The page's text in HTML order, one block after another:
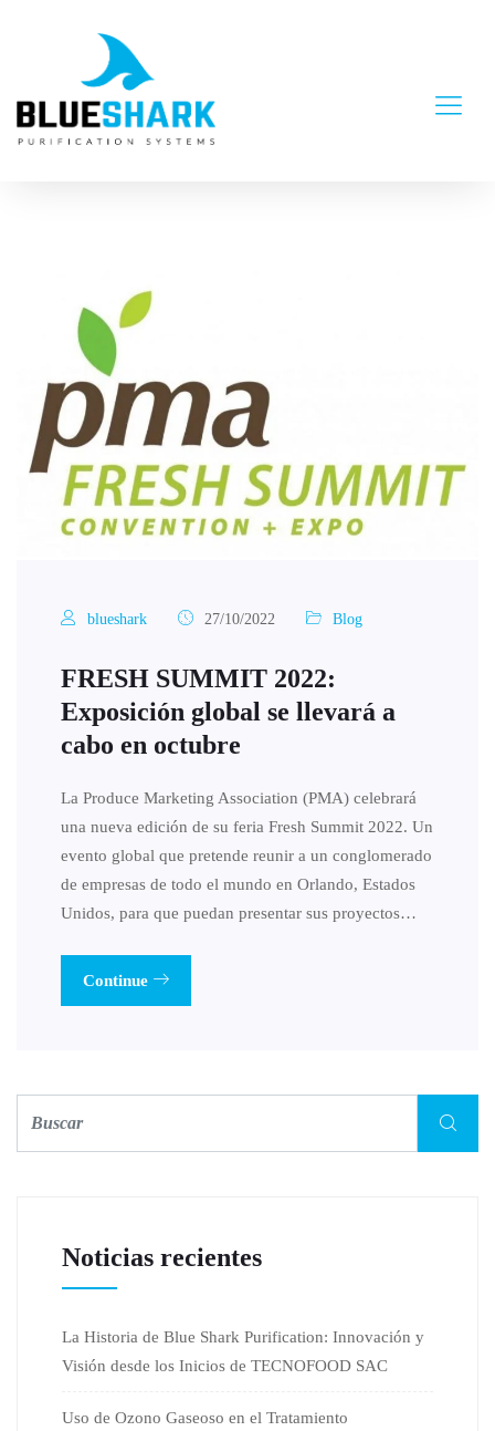
blueshark 27/10/2022 Blog
FRESH SUMMIT 2022:
Exposición global se llevará a
cabo en octubre
La Produce Marketing Association (PMA) celebrará
una nueva edición de su feria Fresh Summit 2022. Un
evento global que pretende reunir a un conglomerado
de empresas de todo el mundo en Orlando, Estados
Unidos, para que puedan presentar sus proyectos…
Continue
Noticias recientes
La Historia de Blue Shark Purification: Innovación y
Visión desde los Inicios de TECNOFOOD SAC
Uso de Ozono Gaseoso en el Tratamiento